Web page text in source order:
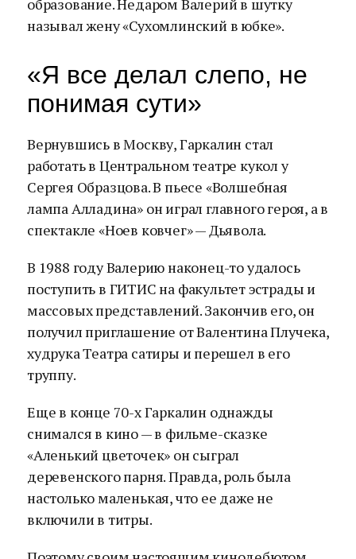
образование. Недаром Валерий в шутку
называл жену «Сухомлинский в юбке».
«Я все делал слепо, не
понимая сути»
Вернувшись в Москву, Гаркалин стал
работать в Центральном театре кукол у
Сергея Образцова. В пьесе «Волшебная
лампа Алладина» он играл главного героя, а в
спектакле «Ноев ковчег» — Дьявола.
В 1988 году Валерию наконец-то удалось
поступить в ГИТИС на факультет эстрады и
массовых представлений. Закончив его, он
получил приглашение от Валентина Плучека,
худрука Театра сатиры и перешел в его
труппу.
Еще в конце 70-х Гаркалин однажды
снимался в кино — в фильме-сказке
«Аленький цветочек» он сыграл
деревенского парня. Правда, роль была
настолько маленькая, что ее даже не
включили в титры.